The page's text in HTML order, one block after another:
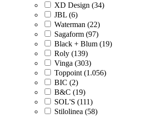
XD Design (34)
JBL (6)
Waterman (22)
Sagaform (97)
Black + Blum (19)
Roly (139)
Vinga (303)
Toppoint (1.056)
BIC (2)
B&C (19)
SOL'S (111)
Stilolinea (58)